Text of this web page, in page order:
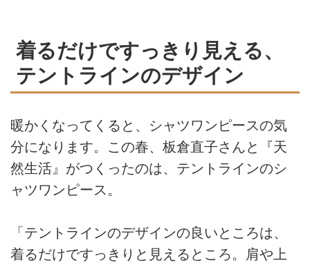
着るだけですっきり見える、
テントラインのデザイン
暖かくなってくると、シャツワンピースの気
分になります。この春、板倉直子さんと『天
然生活』がつくったのは、テントラインのシ
ャツワンピース。
「テントラインのデザインの良いところは、
着るだけですっきりと見えるところ。肩や上